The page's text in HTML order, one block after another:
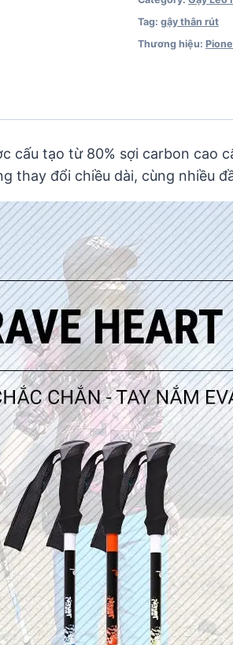
Tag: gậy thân rút
Thương hiệu:
cấu tạo từ 80% sợi carbon cao
thay đổi chiều dài, cùng nhiều